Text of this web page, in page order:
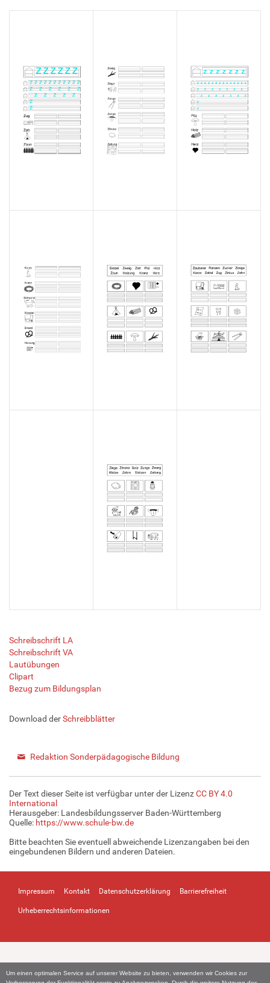
Um einen optimalen Service auf unserer Website zu bieten, verwenden wir Cookies zur
Schreibschrift LA
Schreibschrift VA
Lautübungen
Clipart
Bezug zum Bildungsplan
Download derSchreibblätter
Redaktion Sonderpädagogische Bildung
Der Text dieser Seite ist verfügbar unter der LizenzCC BY 4.0
International
Herausgeber: Landesbildungsserver Baden-Württemberg
Quelle: https://www.schule-bw.de
Bitte beachten Sie eventuell abweichende Lizenzangaben bei den
eingebundenen Bildern und anderen Dateien.
Impressum Kontakt Datenschutzerklärung Barrierefreiheit
Urheberrechtsinformationen